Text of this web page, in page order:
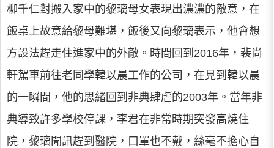
柳千仁對搬入家中的黎璃母女表現出濃濃的敵意，在
飯桌上故意給黎母難堪，飯後又向黎璃表示，他會想
方設法趕走住進家中的外敵。時間回到2016年，裴尚
軒駕車前往老同學韓以晨工作的公司，在見到韓以晨
的一瞬間，他的思緒回到非典肆虐的2003年。當年非
典導致許多學校停課，李君在非常時期突發高燒住
院，黎璃聞訊趕到醫院，口罩也不戴，絲毫不擔心自